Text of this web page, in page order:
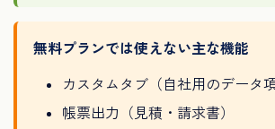
無料プランでは使えない主な機能
カスタムタブ（自社用のデータ
帳票出力（見積・請求書）